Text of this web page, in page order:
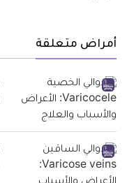
أمراض متعلقة